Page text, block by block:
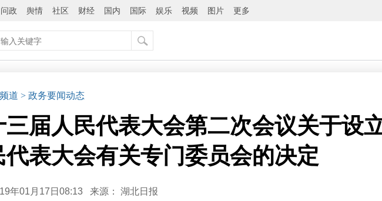
问政 舆情 社区 财经 国内 国际 娱乐 视频 图片 更多
道 > 政务要闻动态
届人民代表大会第二次会议关于设
表大会有关专门委员会的决定
年01月17日08:13 来源： 湖北日报